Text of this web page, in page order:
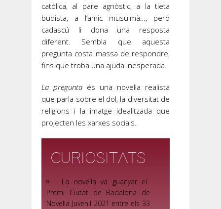
catòlica, al pare agnòstic, a la tieta
budista, a l’amic musulmà…, però
cadascú li dona una resposta
diferent. Sembla que aquesta
pregunta costa massa de respondre,
fins que troba una ajuda inesperada.
La pregunta és una novel·la realista
que parla sobre el dol, la diversitat de
religions i la imatge idealitzada que
projecten les xarxes socials.
CURIOSITATS
La novel·la va guanyar el
Premi Ciutat de Badalona de
Novel·la Juvenil 2021 entre els 33